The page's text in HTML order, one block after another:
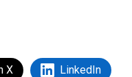
X LinkedIn